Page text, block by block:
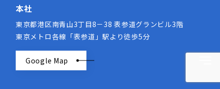
本社
東京都港区南青山3丁目8－38 表参道グランビル3階
東京メトロ各線「表参道」駅より徒歩5分
Google Map